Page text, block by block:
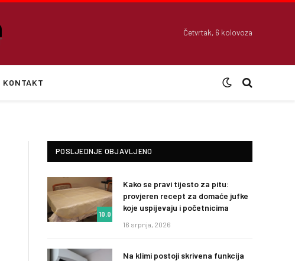
Četvrtak, 6 kolovoza
KONTAKT
POSLJEDNJE OBJAVLJENO
10.0
Kako se pravi tijesto za pitu:
provjeren recept za domaće jufke
koje uspijevaju i početnicima
16 srpnja, 2026
Na klimi postoji skrivena funkcija